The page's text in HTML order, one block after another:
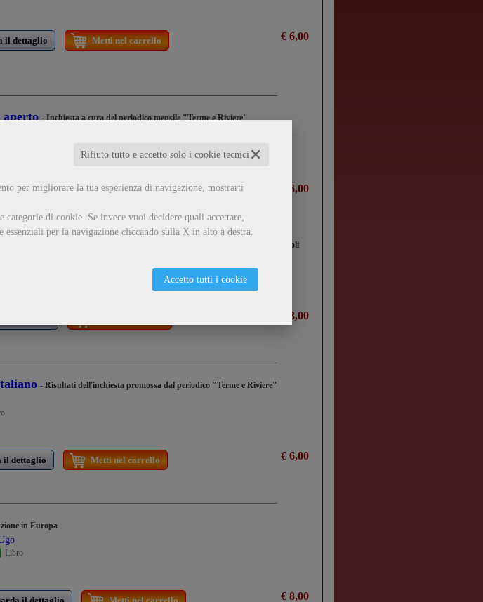
✕
Rifiuto tutto e accetto solo i cookie tecnici
per migliorare la tua esperienza di navigazione, mostrarti
categorie di cookie. Se invece vuoi decidere quali accettare,
per la navigazione cliccando sulla X in alto a destra.
Accetto tutti i cookie
€ 6,00
il dettaglio Metti nel carrello
aperto - Inchiesta a cura del periodico mensile "Terme e Riviere"
€ 6,00
dettaglio Metti nel carrello
- Guida alla natura del parco Migliarino-S.Rossore - Massaciuccoli
€ 13,00
- Risultati dell'inchiesta promossa dal periodico "Terme e Riviere"
€ 6,00
il dettaglio Metti nel carrello
in Europa
Libro
€ 8,00